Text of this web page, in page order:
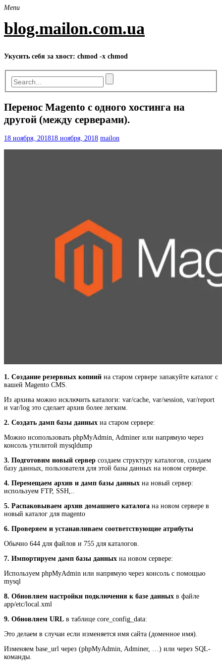
Skip
content
Menu
blog.mailon.com.ua
Укусить себя за хвост: chmod -x chmod
Перенос Magento c одного хостинга на
другой (между серверами).
18 ноября, 201818 ноября, 2018 mailon
1. Создание резервных копиий на старом сервере запакуйте каталог с
вашей Magento CMS.
Из архива можно исключить каталоги: var/cache, var/session, var/report
и var/log это сделает архив более легким.
2. Создать дамп базы данных на старом сервере:
Можно исопользовать phpMyAdmin, Adminer или напрямую через
консоль утилитой mysqldump
3. Подготовим новый сервер создаем структуру каталогов, создаем
базу данных, пользователя для этой базы данных на новом сервере.
4. Перемещаем архив и дамп базы данных на новый сервер:
используем FTP, SSH,..
5. Распаковываем архив домашнего каталога на новом сервере в
новый каталог для magento
6. Проверяем и устанавливаем соответствующие атрибуты
Обычно 644 для файлов и 755 для каталогов.
7. Импортируем дамп базы данных на новом сервере:
Используем phpMyAdmin или напрямую через консоль с помощью
mysql
8. Обновляем настройки подключения к базе данных в файле
app/etc/local.xml
9. Обновляем URL в таблице core_config_data:
Это делаем в случаи если изменяется имя сайта (доменное имя).
Изменяем base_url через (phpMyAdmin, Adminer, …) или через SQL-
команды.